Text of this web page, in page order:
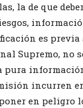
la de que
es
Supremo, no
pura
incurren
en peligro